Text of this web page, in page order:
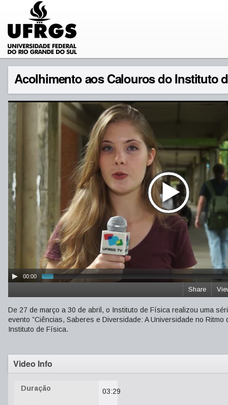
Acolhimento aos Calouros do Instituto
00:00
Share
De 27 de março a 30 de abril, o Instituto de Física realizou uma
evento ”Ciências, Saberes e Diversidade: A Universidade no
Instituto de Física.
Video Info
Duração 03:29